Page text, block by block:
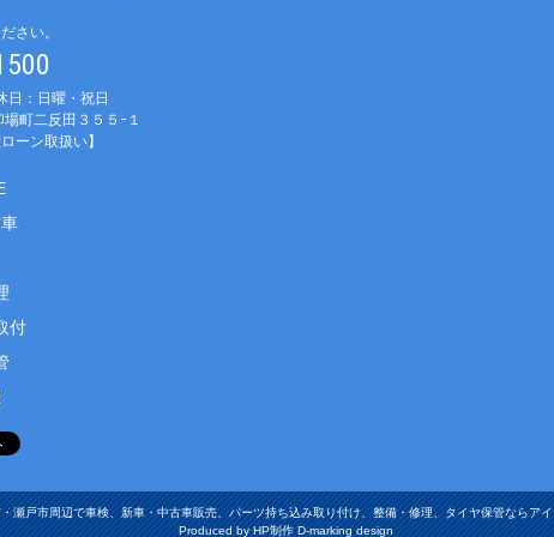
さい。
：日曜・祝日
町二反田３５５−１
ーン取扱い】
付
瀬戸市周辺で車検、新車・中古車販売、パーツ持ち込み取り付け、整備・修理、タイヤ保管ならア
Produced by HP制作 D-marking design